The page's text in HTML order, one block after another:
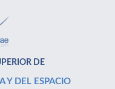
DE
Y DEL ESPACIO